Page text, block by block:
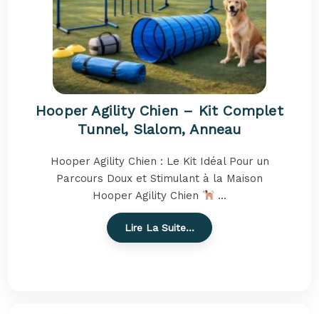
Hooper Agility Chien – Kit Complet
Tunnel, Slalom, Anneau
Hooper Agility Chien : Le Kit Idéal Pour un
Parcours Doux et Stimulant à la Maison
Hooper Agility Chien
...
Lire La Suite…